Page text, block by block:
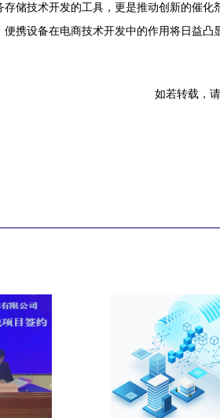
储技术开发的工具，更是推动创新的催
携设备在电商技术开发中的作用将日益凸
如若转载，